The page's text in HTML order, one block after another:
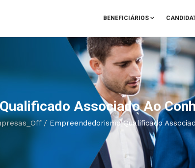
BENEFICIÁRIOS
Associado Ao
/ Empreendedorismo Qualificado